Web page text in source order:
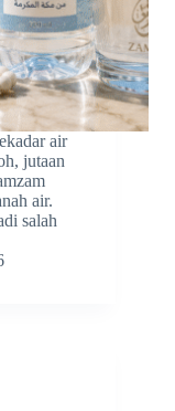
air
jutaan
air.
salah